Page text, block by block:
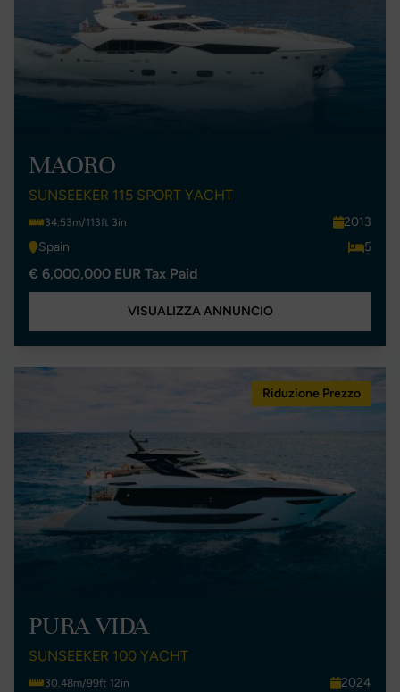
MAORO
SUNSEEKER 115 SPORT YACHT
34.53m/113ft 3in
2013
Spain
5
€ 6,000,000 EUR Tax Paid
VISUALIZZA ANNUNCIO
Riduzione Prezzo
PURA VIDA
SUNSEEKER 100 YACHT
30.48m/99ft 12in
2024